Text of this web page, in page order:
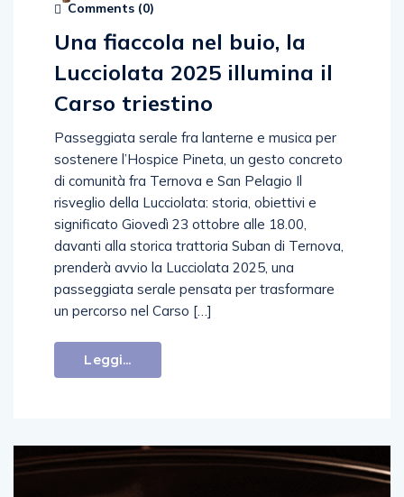
Comments (0)
Una fiaccola nel buio, la
Lucciolata 2025 illumina il
Carso triestino
Passeggiata serale fra lanterne e musica per
sostenere l’Hospice Pineta, un gesto concreto
di comunità fra Ternova e San Pelagio Il
risveglio della Lucciolata: storia, obiettivi e
significato Giovedì 23 ottobre alle 18.00,
davanti alla storica trattoria Suban di Ternova,
prenderà avvio la Lucciolata 2025, una
passeggiata serale pensata per trasformare
un percorso nel Carso […]
Leggi...